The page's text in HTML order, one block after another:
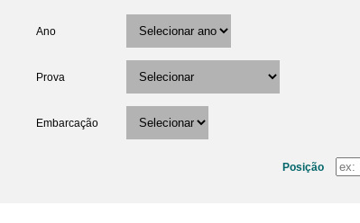
Ano
Prova
Embarcação
Posição